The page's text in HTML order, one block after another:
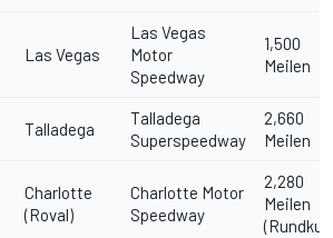
Las Vegas
Las Vegas
Motor
Speedway
1,500
Meilen
Talladega
Talladega
Superspeedway
2,660
Meilen
Charlotte
(Roval)
Charlotte Motor
Speedway
2,280
Meilen